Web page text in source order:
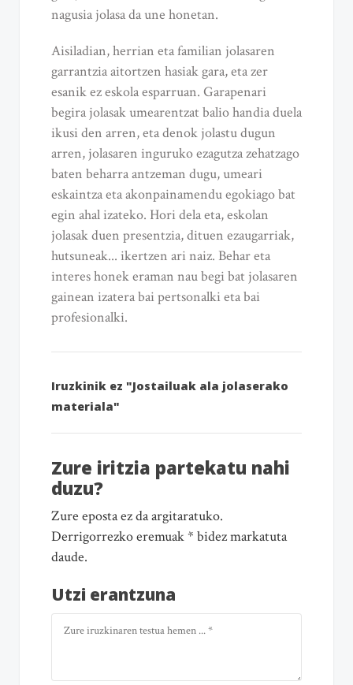
nagusia jolasa da une honetan.
Aisiladian, herrian eta familian jolasaren
garrantzia aitortzen hasiak gara, eta zer
esanik ez eskola esparruan. Garapenari
begira jolasak umearentzat balio handia duela
ikusi den arren, eta denok jolastu dugun
arren, jolasaren inguruko ezagutza zehatzago
baten beharra antzeman dugu, umeari
eskaintza eta akonpainamendu egokiago bat
egin ahal izateko. Hori dela eta, eskolan
jolasak duen presentzia, dituen ezaugarriak,
hutsuneak... ikertzen ari naiz. Behar eta
interes honek eraman nau begi bat jolasaren
gainean izatera bai pertsonalki eta bai
profesionalki.
Iruzkinik ez "Jostailuak ala jolaserako
materiala"
Zure iritzia partekatu nahi
duzu?
Zure eposta ez da argitaratuko.
Derrigorrezko eremuak * bidez markatuta
daude.
Utzi erantzuna